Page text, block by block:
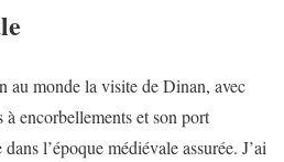
au monde la visite de Dinan, avec
à encorbellements et son port
l’époque médiévale assurée. J’ai